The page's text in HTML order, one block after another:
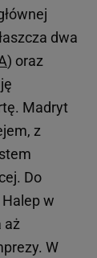
dwa
) oraz
Madryt
z
Do
w
aż
W